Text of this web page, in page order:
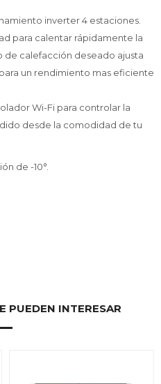
inverter 4 estaciones.
para calentar rápidamente la
de calefacción deseado ajusta
un rendimiento mas eficiente
Wi-Fi para controlar la
desde la comodidad de tu
de -10°.
PUEDEN INTERESAR